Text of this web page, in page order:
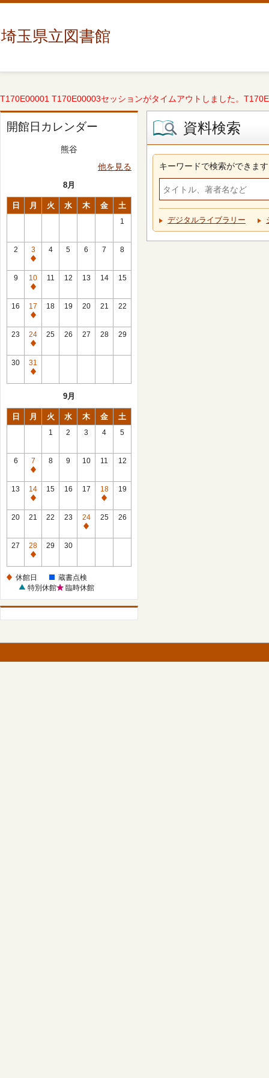
埼玉県立図書館
T170E00001 T170E00003セッションがタイムアウトしました。
開館日カレンダー
熊谷
他を見る
8月
日 月 火 水 木 金 土
1
2
3
休
館
日
4 5 6 7 8
9
10
休
館
日
11 12 13 14 15
16
17
休
館
日
18 19 20 21 22
23
24
休
館
日
25 26 27 28 29
30
31
休
9月
日 月 火 水 木 金 土
1 2 3 4 5
6
7
休
館
日
8 9 10 11 12
13
14
休
館
15 16 17
18
休
館
19
20 21 22 23
24
休
25 26
27
28
休
日
29 30
休館日
蔵書点検
特別休館
臨時休館
資料検索
キーワードで検索ができます
デジタルライブラリー